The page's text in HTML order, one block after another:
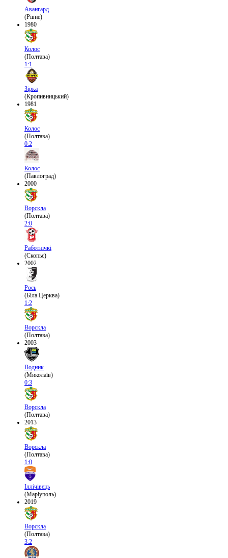
Авангард
(Рівне)
1980
Колос
(Полтава)
1:1
Зірка
(Кропивницький)
1981
Колос
(Полтава)
0:2
Колос
(Павлоград)
2000
Ворскла
(Полтава)
2:0
Работнічкі
(Скопьє)
2002
Рось
(Біла Церква)
1:2
Ворскла
(Полтава)
2003
Водник
(Миколаїв)
0:3
Ворскла
(Полтава)
2013
Ворскла
(Полтава)
1:0
Іллічівець
(Маріуполь)
2019
Ворскла
(Полтава)
3:2